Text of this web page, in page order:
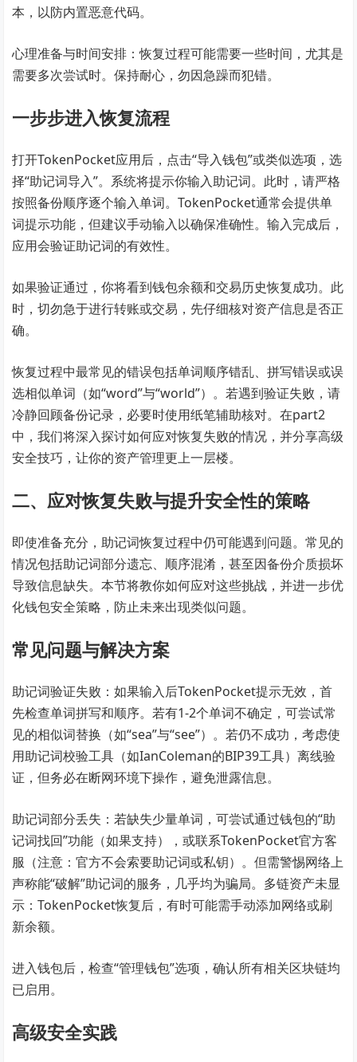
本，以防内置恶意代码。
心理准备与时间安排：恢复过程可能需要一些时间，尤其是
需要多次尝试时。保持耐心，勿因急躁而犯错。
一步步进入恢复流程
打开TokenPocket应用后，点击“导入钱包”或类似选项，选
择“助记词导入”。系统将提示你输入助记词。此时，请严格
按照备份顺序逐个输入单词。TokenPocket通常会提供单
词提示功能，但建议手动输入以确保准确性。输入完成后，
应用会验证助记词的有效性。
如果验证通过，你将看到钱包余额和交易历史恢复成功。此
时，切勿急于进行转账或交易，先仔细核对资产信息是否正
确。
恢复过程中最常见的错误包括单词顺序错乱、拼写错误或误
选相似单词（如“word”与“world”）。若遇到验证失败，请
冷静回顾备份记录，必要时使用纸笔辅助核对。在part2
中，我们将深入探讨如何应对恢复失败的情况，并分享高级
安全技巧，让你的资产管理更上一层楼。
二、应对恢复失败与提升安全性的策略
即使准备充分，助记词恢复过程中仍可能遇到问题。常见的
情况包括助记词部分遗忘、顺序混淆，甚至因备份介质损坏
导致信息缺失。本节将教你如何应对这些挑战，并进一步优
化钱包安全策略，防止未来出现类似问题。
常见问题与解决方案
助记词验证失败：如果输入后TokenPocket提示无效，首
先检查单词拼写和顺序。若有1-2个单词不确定，可尝试常
见的相似词替换（如“sea”与“see”）。若仍不成功，考虑使
用助记词校验工具（如IanColeman的BIP39工具）离线验
证，但务必在断网环境下操作，避免泄露信息。
助记词部分丢失：若缺失少量单词，可尝试通过钱包的“助
记词找回”功能（如果支持），或联系TokenPocket官方客
服（注意：官方不会索要助记词或私钥）。但需警惕网络上
声称能“破解”助记词的服务，几乎均为骗局。多链资产未显
示：TokenPocket恢复后，有时可能需手动添加网络或刷
新余额。
进入钱包后，检查“管理钱包”选项，确认所有相关区块链均
已启用。
高级安全实践